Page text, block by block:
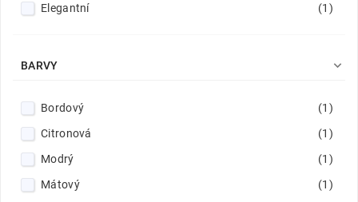
Elegantní (1)
BARVY 
Bordový
(1)
Citronová
(1)
Modrý
(1)
Mátový
(1)